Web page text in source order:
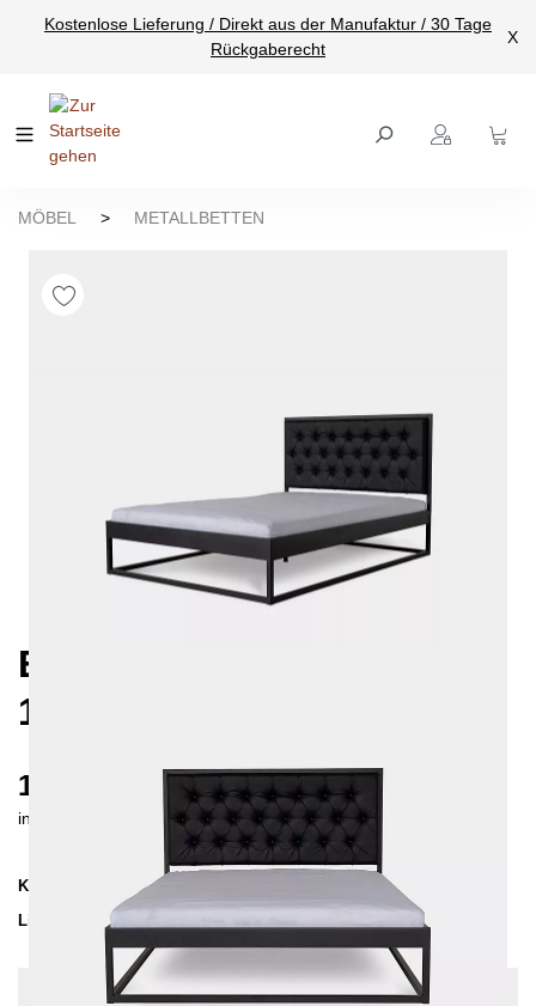
springen
Kostenlose Lieferung / Direkt aus der Manufaktur / 30 Tage
Rückgaberecht
X
MÖBEL > METALLBETTEN
EKON METALLBETT
140X200 CM
1220 €
inkl. MwSt. inkl. Versandkosten (DE)
Kollektion
Lieferzeit
4-5 Wochen | vsl. 4. Sep - 11. Sep